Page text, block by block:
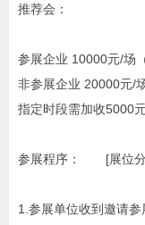
推荐会：
参展企业 10000元/场
非参展企业 20000元/
指定时段需加收5000
参展程序： [展位分
1.参展单位收到邀请参